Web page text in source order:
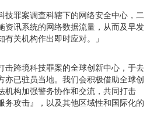
技罪案调查科辖下的网络安全中心，二
资讯系统的网络数据流量，从而及早发
关机构作出即时应对。」
击跨境科技罪案的全球创新中心，于去
亦已驻员当地。我们会积极借助全球创
机构加强警务协作和交流，共同打击
务攻击』，以及其他区域性和国际化的